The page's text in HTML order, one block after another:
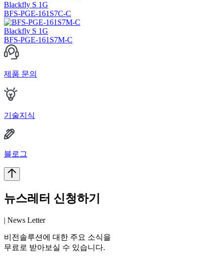
Blackfly S 1G
BFS-PGE-161S7C-C
Blackfly S 1G
BFS-PGE-161S7M-C
제품 문의
기술지식
블로그
뉴스레터 신청하기
| News Letter
비전솔루션에 대한 주요 소식을
무료로 받아보실 수 있습니다.